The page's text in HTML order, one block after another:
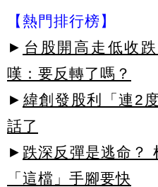
【熱門排行榜】
► 台股開高走低收
嘆：要反轉了嗎？
► 緯創發股利「連2
話了
► 跌深反彈是逃命？
「這檔」手腳要快